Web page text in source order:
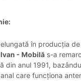
în producția de
- Mobilă s-a
din anul 1991,
care funcționa